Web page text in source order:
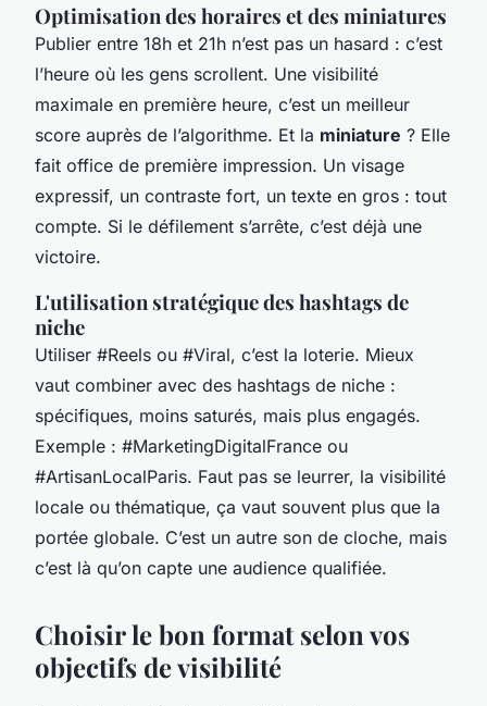
Optimisation des horaires et des miniatures
Publier entre 18h et 21h n’est pas un hasard : c’est
l’heure où les gens scrollent. Une visibilité
maximale en première heure, c’est un meilleur
score auprès de l’algorithme. Et la miniature ? Elle
fait office de première impression. Un visage
expressif, un contraste fort, un texte en gros : tout
compte. Si le défilement s’arrête, c’est déjà une
victoire.
L'utilisation stratégique des hashtags de
niche
Utiliser #Reels ou #Viral, c’est la loterie. Mieux
vaut combiner avec des hashtags de niche :
spécifiques, moins saturés, mais plus engagés.
Exemple : #MarketingDigitalFrance ou
#ArtisanLocalParis. Faut pas se leurrer, la visibilité
locale ou thématique, ça vaut souvent plus que la
portée globale. C’est un autre son de cloche, mais
c’est là qu’on capte une audience qualifiée.
Choisir le bon format selon vos
objectifs de visibilité